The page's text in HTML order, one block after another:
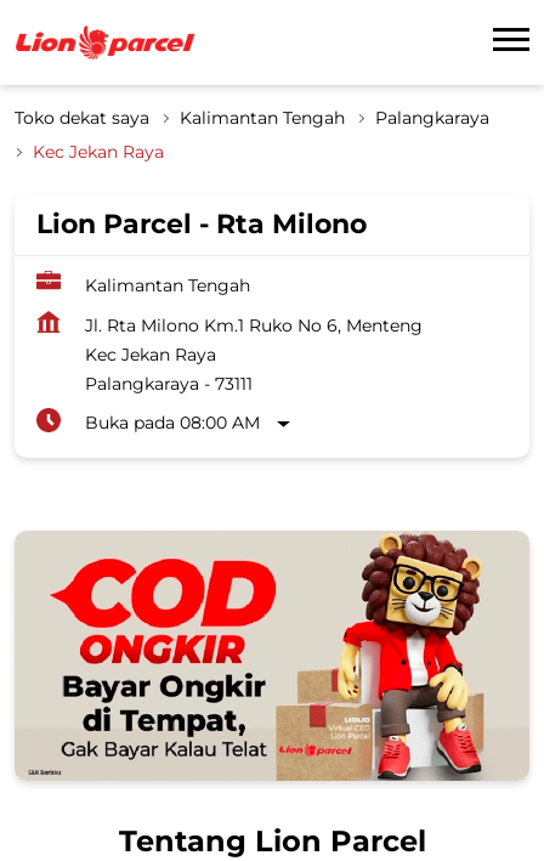
Toko dekat saya Kalimantan Tengah
Palangkaraya
Kec Jekan Raya
Lion Parcel - Rta Milono
Kalimantan Tengah
Jl. Rta Milono Km.1 Ruko No 6, Menteng
Kec Jekan Raya
Palangkaraya - 73111
Buka pada 08:00 AM
Tentang Lion Parcel